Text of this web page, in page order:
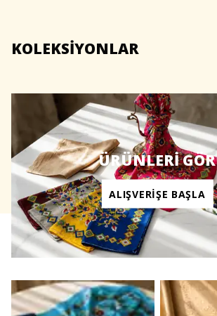
KOLEKSİYONLAR
ÜRÜNLERİ GÖR
ALIŞVERİŞE BAŞLA